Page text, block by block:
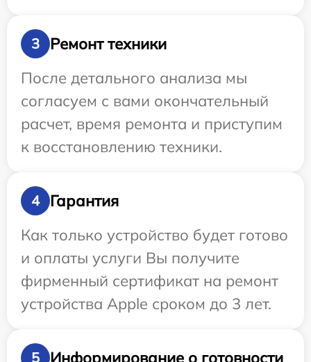
3
Ремонт техники
После детального анализа мы
согласуем с вами окончательный
расчет, время ремонта и приступим
к восстановлению техники.
4
Гарантия
Как только устройство будет готово
и оплаты услуги Вы получите
фирменный сертификат на ремонт
устройства Apple сроком до 3 лет.
5 Информирование о готовности